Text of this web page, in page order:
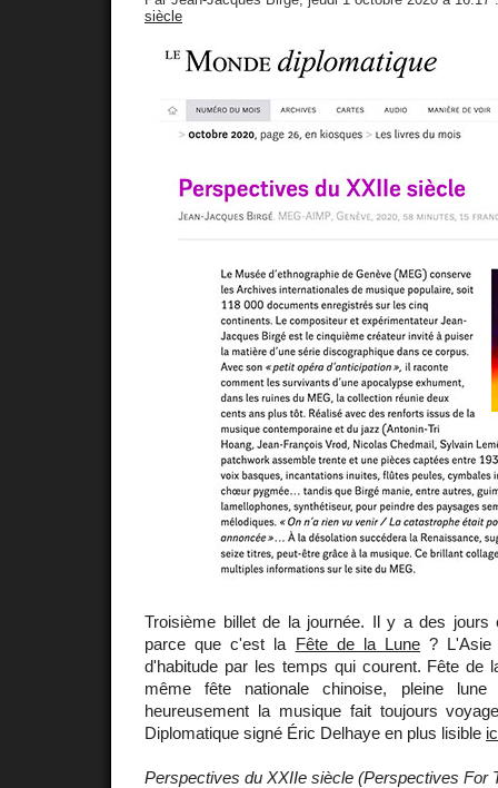
siècle
Troisième billet de la journée. Il y a des jours
parce que c'est la Fête de la Lune ? L'Asie
d'habitude par les temps qui courent. Fête de
même fête nationale chinoise, pleine
heureusement la musique fait toujours
Diplomatique signé Éric Delhaye en plus lisible
Perspectives du XXIIe siècle (Perspectives For